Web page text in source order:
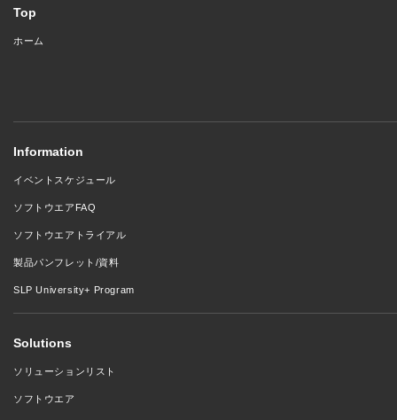
Top
ホーム
Information
イベントスケジュール
ソフトウエアFAQ
ソフトウエアトライアル
製品パンフレット/資料
SLP University+ Program
Solutions
ソリューションリスト
ソフトウエア